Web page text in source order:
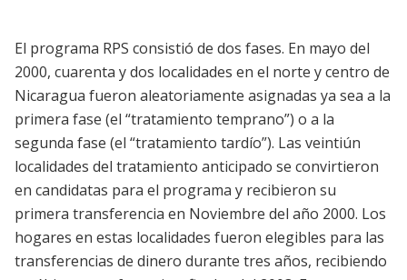
El programa RPS consistió de dos fases. En mayo del
2000, cuarenta y dos localidades en el norte y centro de
Nicaragua fueron aleatoriamente asignadas ya sea a la
primera fase (el “tratamiento temprano”) o a la
segunda fase (el “tratamiento tardío”). Las veintiún
localidades del tratamiento anticipado se convirtieron
en candidatas para el programa y recibieron su
primera transferencia en Noviembre del año 2000. Los
hogares en estas localidades fueron elegibles para las
transferencias de dinero durante tres años, recibiendo